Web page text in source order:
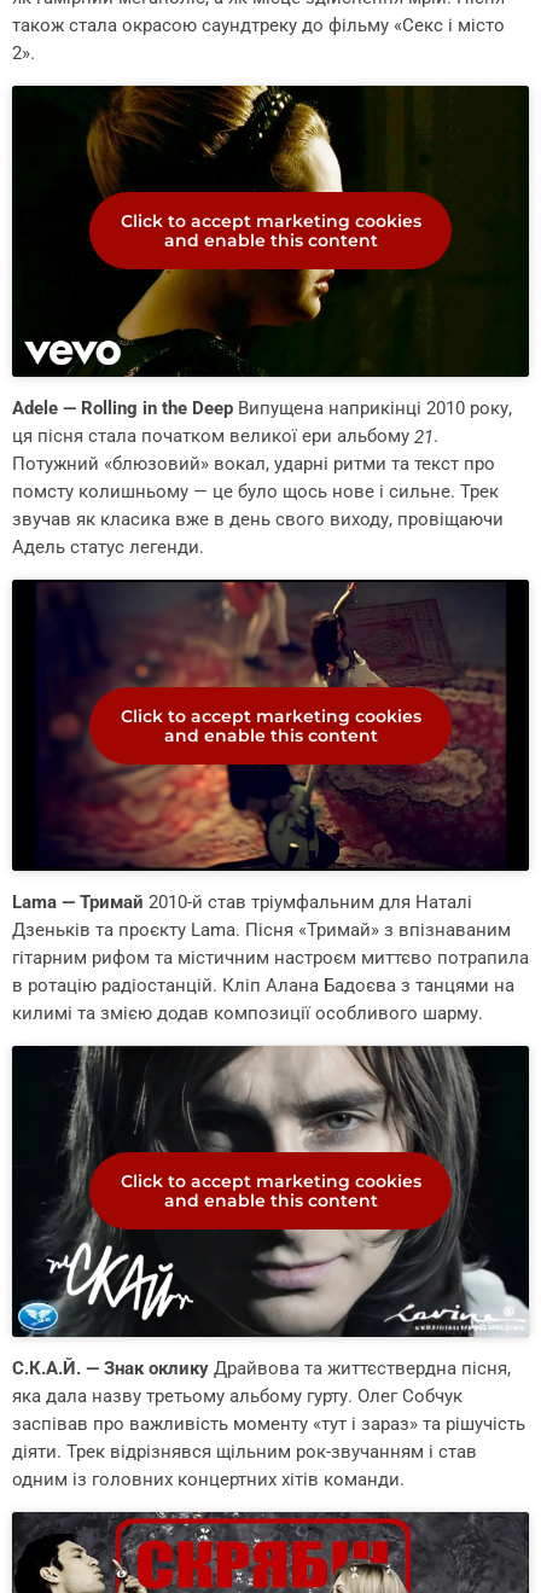
також стала окрасою саундтреку до фільму «Секс і місто
2».
Click to accept marketing cookies
and enable this content
Adele — Rolling in the Deep Випущена наприкінці 2010 року,
ця пісня стала початком великої ери альбому 21.
Потужний «блюзовий» вокал, ударні ритми та текст про
помсту колишньому — це було щось нове і сильне. Трек
звучав як класика вже в день свого виходу, провіщаючи
Адель статус легенди.
Click to accept marketing cookies
and enable this content
Lama — Тримай 2010-й став тріумфальним для Наталі
Дзеньків та проєкту Lama. Пісня «Тримай» з впізнаваним
гітарним рифом та містичним настроєм миттєво потрапила
в ротацію радіостанцій. Кліп Алана Бадоєва з танцями на
килимі та змією додав композиції особливого шарму.
Click to accept marketing cookies
and enable this content
С.К.А.Й. — Знак оклику Драйвова та життєствердна пісня,
яка дала назву третьому альбому гурту. Олег Собчук
заспівав про важливість моменту «тут і зараз» та рішучість
діяти. Трек відрізнявся щільним рок-звучанням і став
одним із головних концертних хітів команди.